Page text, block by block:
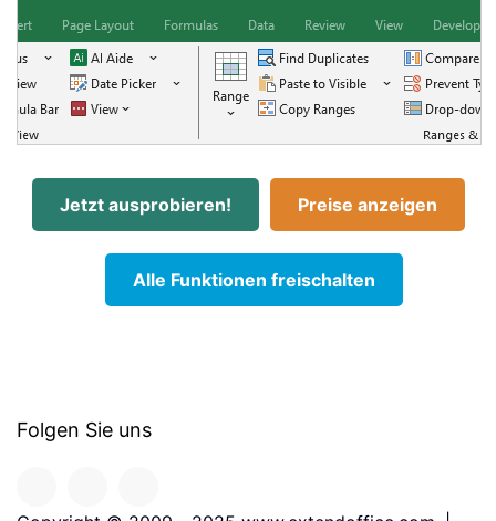
Jetzt ausprobieren! Preise anzeigen
Alle Funktionen freischalten
Folgen Sie uns